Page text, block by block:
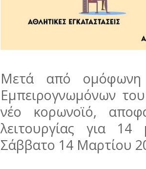
Μετά από ομόφωνη
Εμπειρογνωμόνων
νέο κορωνοϊό,
λειτουργίας για
Σάββατο 14 Μαρτίου